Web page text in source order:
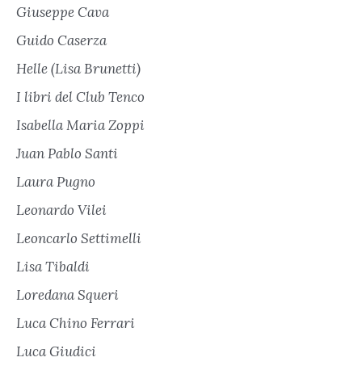
Giuseppe Cava
Guido Caserza
Helle (Lisa Brunetti)
I libri del Club Tenco
Isabella Maria Zoppi
Juan Pablo Santi
Laura Pugno
Leonardo Vilei
Leoncarlo Settimelli
Lisa Tibaldi
Loredana Squeri
Luca Chino Ferrari
Luca Giudici